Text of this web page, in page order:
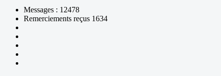
Messages : 12478
Remerciements reçus 1634